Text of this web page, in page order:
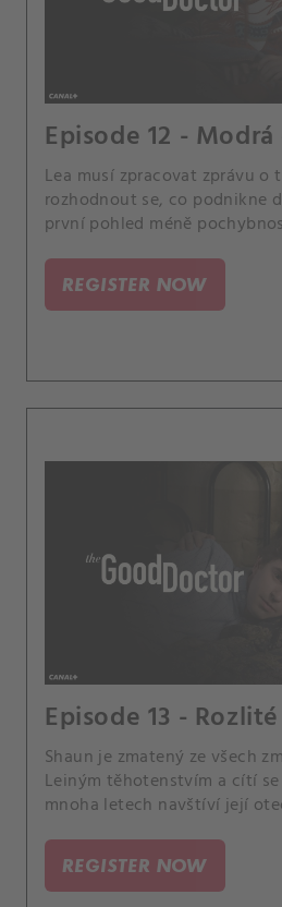
Episode 12 -
Lea musí zpracovat zprávu o
rozhodnout se, co podnikne
první pohled méně
REGISTER NOW
Episode 13 -
Shaun je zmatený ze všech
Leiným těhotenstvím a cítí
mnoha letech navštíví její
REGISTER NOW